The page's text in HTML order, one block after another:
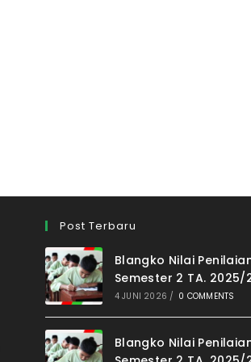
Post Terbaru
Blangko Nilai
Semester 2 TA. 2025/
4 JUNI 2026 / 0 COMMENTS
Blangko Nilai